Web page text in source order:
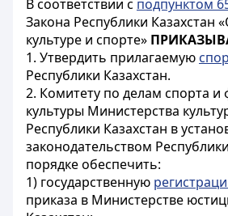
В соответствии с подпунктом
Закона Республики Казахстан
культуре и спорте»
1. Утвердить прилагаемую
Республики Казахстан.
2. Комитету по делам спорта и
культуры Министерства
Республики Казахстан в
законодательством
порядке обеспечить:
1) государственную
приказа в Министерстве